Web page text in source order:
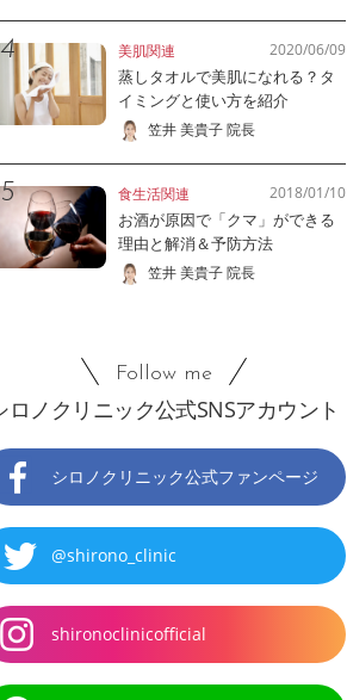
美肌関連 2020/06/09
蒸しタオルで美肌になれる？タ
イミングと使い方を紹介
笠井 美貴子 院長
食生活関連 2018/01/10
お酒が原因で「クマ」ができる
理由と解消＆予防方法
笠井 美貴子 院長
Follow me
ロノクリニック公式SNSアカウント
シロノクリニック公式ファンページ
@shirono_clinic
shironoclinicofficial